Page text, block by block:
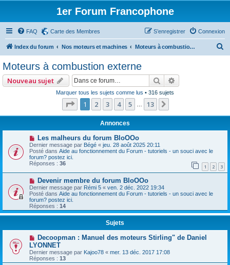
1er Forum Francophone
FAQ Carte des Membres Connexion
S’enregistrer
Index du forum Nos moteurs et machines Moteurs à combustion externe
h
Moteurs à combustion externe
Nouveau sujet Rechercher
Marquer tous les sujets comme lus • 316 sujets
Page 1sur
1 2 3 4 5 13
Annonces
Les malheurs du forum BloOOo
Dernier message par Bégé « jeu. 28 août 2025 20:11
Posté dans Aide au fonctionnement du Forum - tutoriels - un souci avec le
forum? postez ici.
Réponses : 36 1 2 3
Devenir membre du forum BloOOo
Dernier message par Rémi 5 « ven. 2 déc. 2022 19:34
Posté dans Aide au fonctionnement du Forum - tutoriels - un souci avec le
forum? postez ici.
Réponses : 14
Sujets
Decoopman : Manuel des moteurs Stirling" de Daniel
LYONNET
Dernier message par Kajoo78 « mer. 13 déc. 2017 17:08
Réponses : 13